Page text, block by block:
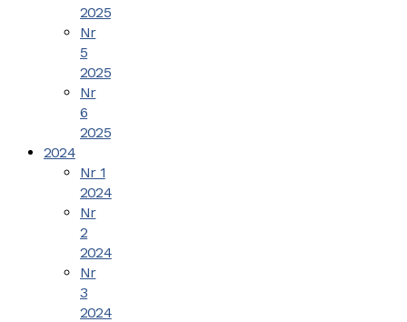
2025
Nr
5
2025
Nr
6
2025
2024
Nr 1
2024
Nr
2
2024
Nr
3
2024